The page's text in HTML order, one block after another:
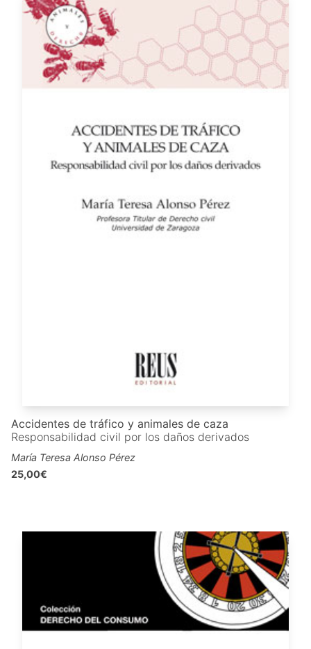
Accidentes de tráfico y animales de caza
Responsabilidad civil por los daños derivados
María Teresa Alonso Pérez
25,00€